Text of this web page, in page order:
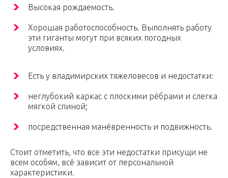
Высокая рождаемость.
Хорошая работоспособность. Выполнять работу
эти гиганты могут при всяких погодных
условиях.
Есть у владимирских тяжеловесов и недостатки:
неглубокий каркас с плоскими рёбрами и слегка
мягкой спиной;
посредственная манёвренность и подвижность.
Стоит отметить, что все эти недостатки присущи не
всем особям, всё зависит от персональной
характеристики.